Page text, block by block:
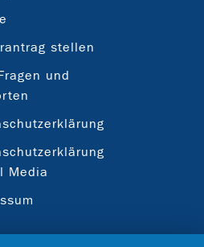
stellen
und
Media